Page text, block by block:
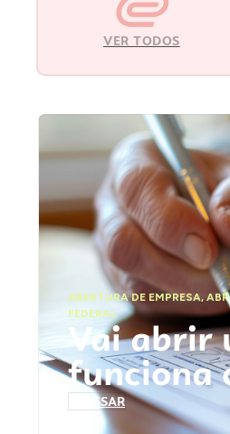
VER TODOS
ABERTURA DE EMPRESA,
FEDERAL
Vai abrir
funciona
ACESSAR